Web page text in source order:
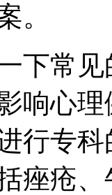
。
下常
响心
行专
痤疮